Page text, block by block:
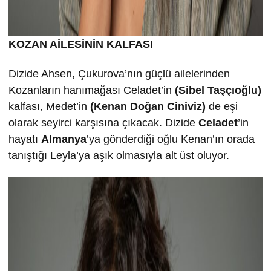
KOZAN AİLESİNİN KALFASI
Dizide Ahsen, Çukurova’nın güçlü ailelerinden
Kozanların hanımağası Celadet’in (Sibel Taşçıoğlu)
kalfası, Medet’in (Kenan Doğan Ciniviz) de eşi
olarak seyirci karşısına çıkacak. Dizide Celadet’in
hayatı Almanya’ya gönderdiği oğlu Kenan’ın orada
tanıştığı Leyla’ya aşık olmasıyla alt üst oluyor.